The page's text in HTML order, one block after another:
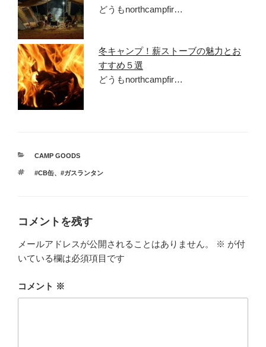
どうもnorthcampfir…
冬キャンプ！薪ストーブの魅力とお
すすめ５選
どうもnorthcampfir…
カ
ゴ
CAMP GOODS
タ
#CB缶、 #ガスランタン
コメントを残す
メールアドレスが公開されることはありません。 ※ が付
いている欄は必須項目です
コメント ※